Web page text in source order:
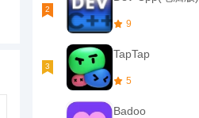
9
TapTap
5
Badoo